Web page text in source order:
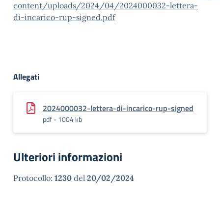
content/uploads/2024/04/2024000032-lettera-
di-incarico-rup-signed.pdf
Allegati
2024000032-lettera-di-incarico-rup-signed
pdf - 1004 kb
Ulteriori informazioni
Protocollo: 1230 del 20/02/2024